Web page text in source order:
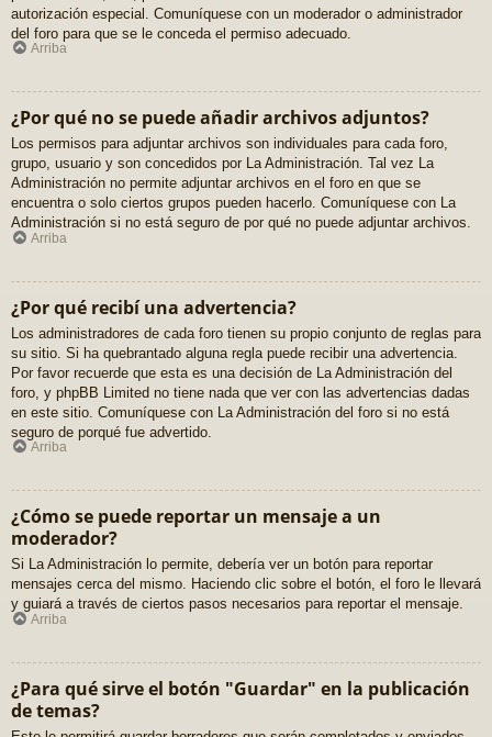
autorización especial. Comuníquese con un moderador o administrador
del foro para que se le conceda el permiso adecuado.
Arriba
¿Por qué no se puede añadir archivos adjuntos?
Los permisos para adjuntar archivos son individuales para cada foro,
grupo, usuario y son concedidos por La Administración. Tal vez La
Administración no permite adjuntar archivos en el foro en que se
encuentra o solo ciertos grupos pueden hacerlo. Comuníquese con La
Administración si no está seguro de por qué no puede adjuntar archivos.
Arriba
¿Por qué recibí una advertencia?
Los administradores de cada foro tienen su propio conjunto de reglas para
su sitio. Si ha quebrantado alguna regla puede recibir una advertencia.
Por favor recuerde que esta es una decisión de La Administración del
foro, y phpBB Limited no tiene nada que ver con las advertencias dadas
en este sitio. Comuníquese con La Administración del foro si no está
seguro de porqué fue advertido.
Arriba
¿Cómo se puede reportar un mensaje a un
moderador?
Si La Administración lo permite, debería ver un botón para reportar
mensajes cerca del mismo. Haciendo clic sobre el botón, el foro le llevará
y guiará a través de ciertos pasos necesarios para reportar el mensaje.
Arriba
¿Para qué sirve el botón "Guardar" en la publicación
de temas?